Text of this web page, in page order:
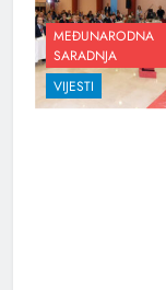
MEĐUNARODNA
SARADNJA
VIJESTI